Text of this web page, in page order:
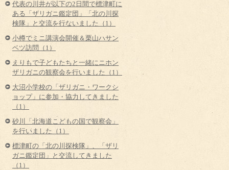
代表の川井が以下の2日間で標津町に
ある「ザリガニ鑑定団」「北の川探
検隊」と交流を行ないました（1）
小樽でミニ講演会開催＆栗山ハサン
ベツ訪問（1）
えりもで子どもたちと一緒にニホン
ザリガニの観察会を行いました（1）
大沼小学校の「ザリガニ・ワークシ
ョップ」に参加・協力してきました
（1）
砂川「北海道こどもの国で観察会」
を行いました（1）
標津町の「北の川探検隊」、「ザリ
ガニ鑑定団」と交流してきました
（1）